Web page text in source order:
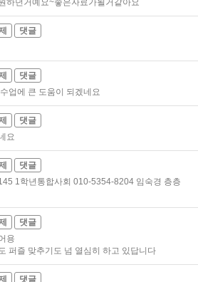
하던거예요~좋은자료가될거같아요
댓글
댓글
업에 큰 도움이 되겠네요
댓글
요
댓글
1학년통합사회 010-5354-8204 임숙경 층층
댓글
용
퍼즐 맞추기도 넘 열심히 하고 있답니다
댓글